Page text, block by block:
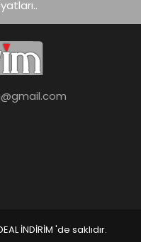
İNDİRİM 'de saklıdır.